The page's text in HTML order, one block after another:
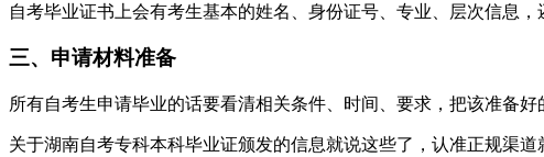
自考毕业证书上会有考生基本的姓名、身份证号、专业、层次信息
三、申请材料准备
所有自考生申请毕业的话要看清相关条件、时间、要求，把该准备
关于湖南自考专科本科毕业证颁发的信息就说这些了，认准正规渠